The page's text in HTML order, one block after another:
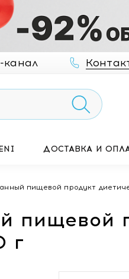
канал
ДОСТАВКА И
пищевой продукт
пищевой
г